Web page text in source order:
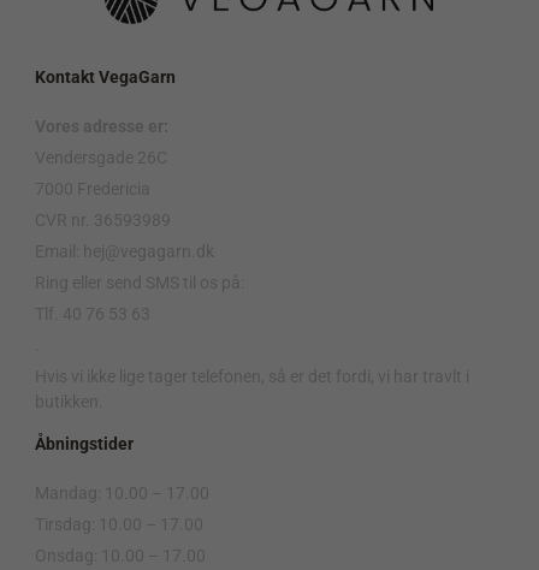
Kontakt VegaGarn
Vores adresse er:
Vendersgade 26C
7000 Fredericia
CVR nr. 36593989
Email: hej@vegagarn.dk
Ring eller send SMS til os på:
Tlf. 40 76 53 63
Hvis vi ikke lige tager telefonen, så er det fordi, vi har travlt i
butikken.
Åbningstider
Mandag: 10.00 – 17.00
Tirsdag: 10.00 – 17.00
Onsdag: 10.00 – 17.00